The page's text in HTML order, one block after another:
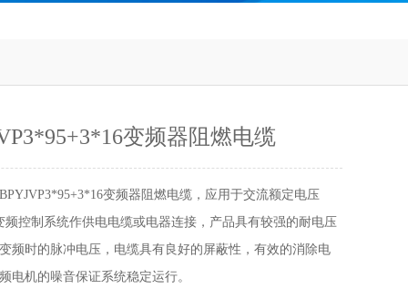
变频器阻燃电缆
变频器阻燃电缆，应用于交流额定电压
频控制系统作供电电缆或电器连接，产品具有较强的耐电压
频时的脉冲电压，电缆具有良好的屏蔽性，有效的消除电
电机的噪音保证系统稳定运行。